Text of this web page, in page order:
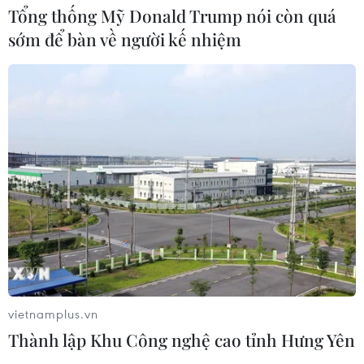
Phó Tổng Biên tập: NGUYỄN THỊ TÁM, KHÚC THANH
THỦY
Sở hữu trí tuệ
Quy định sử dụng
RSS
Hỗ trợ
Ngôn ngữ
TTXVN
Dịch vụ tin
Quảng cáo
Tổng thống Mỹ Donald Trump nói còn quá
sớm để bàn về người kế nhiệm
vietnamplus.vn
Thành lập Khu Công nghệ cao tỉnh Hưng Yên